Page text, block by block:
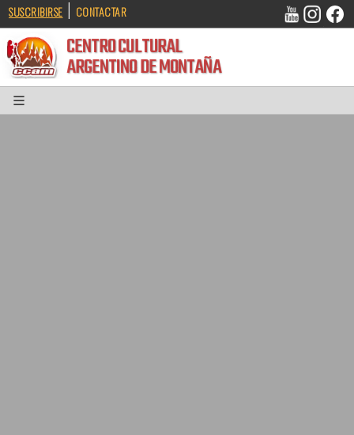
SUSCRIBIRSE | CONTACTAR
CENTRO CULTURAL
ARGENTINO DE MONTAÑA